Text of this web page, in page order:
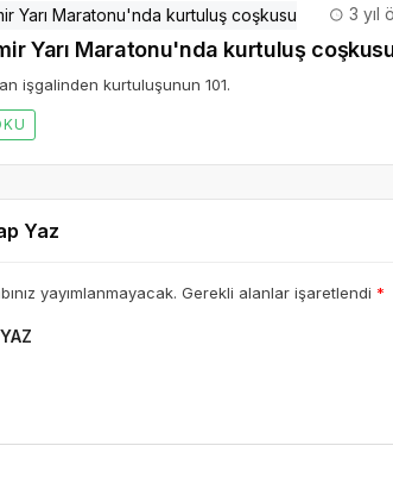
3 yıl
Yarı Maratonu'nda kurtuluş
işgalinden kurtuluşunun 101.
Yaz
yayımlanmayacak. Gerekli alanlar işaretlendi *